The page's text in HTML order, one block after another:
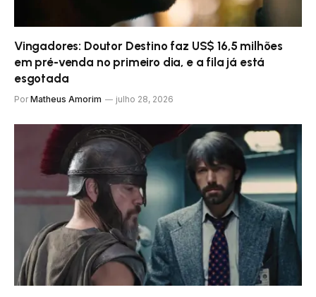
Vingadores: Doutor Destino faz US$ 16,5 milhões
em pré-venda no primeiro dia, e a fila já está
esgotada
Por Matheus Amorim julho 28, 2026